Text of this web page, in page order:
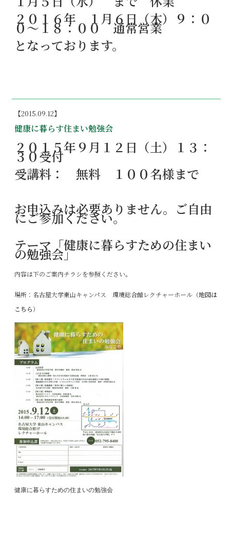
２０１６年 １月６日（木）９：０
０～１８：００ 通常営業
となっております。
【2015.09.12】
健康に暮らす住まい勉強会
２０１５年９月１２日（土）１３：
３０受付
受講料： 無料 １００名様まで
お申込みは必要ありません。ご自由
にご参加ください。
テーマ「健康に暮らすための住まい
の勉強会」
内容は下のご案内チラシを参照ください。
場所：名古屋大学東山キャンパス 環境総合館レクチャーホール（地図は
こちら）
健康に暮らすための住まいの勉強会